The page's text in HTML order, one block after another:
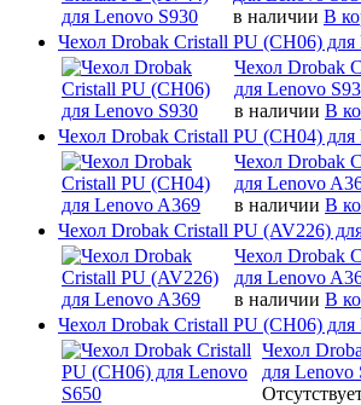
в наличии В
Чехол Drobak Cristall PU (CH06) для
Чехол Drobak
для Lenovo
в наличии В
Чехол Drobak Cristall PU (CH04)
Чехол Drobak
для Lenovo
в наличии В
Чехол Drobak Cristall PU (AV226)
Чехол Drobak
для Lenovo
в наличии В
Чехол Drobak Cristall PU (CH06) для
Чехол
для Lenovo